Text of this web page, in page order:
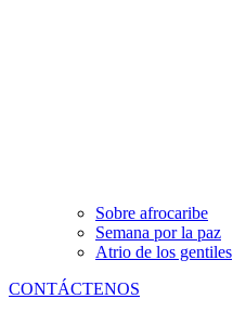
Sobre afrocaribe
Semana por la paz
Atrio de los gentiles
CONTÁCTENOS